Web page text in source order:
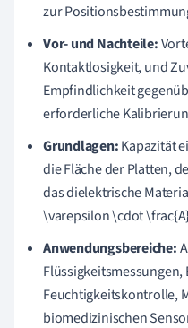
zur
Vor- und Nachteile:
Kontaktlosigkeit, und
Empfindlichkeit
erforderliche
Grundlagen:Kapazität
die Fläche der Platten,
das dielektrische
\varepsilon \cdot
Anwendungsbereiche:
Feuchtigkeitskontrolle,
biomedizinischen